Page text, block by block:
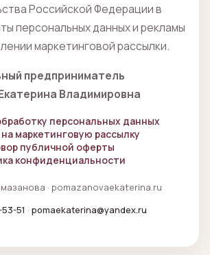
Российской Федерации в
персональных данных и рекламы
маркетинговой рассылки.
предприниматель
Владимировна
персональных данных
маркетинговую рассылку
публичной оферты
конфиденциальности
· pomazanovaekaterina.ru
51 · pomaekaterina@yandex.ru